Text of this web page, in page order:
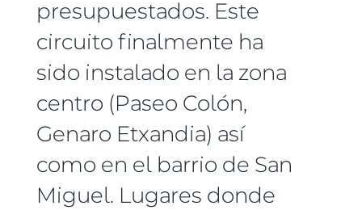
presupuestados. Este
circuito finalmente ha
sido instalado en la zona
centro (Paseo Colón,
Genaro Etxandia) así
como en el barrio de San
Miguel. Lugares donde